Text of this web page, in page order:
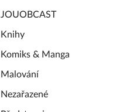
JOUOBCAST
Knihy
Komiks & Manga
Malování
Nezařazené